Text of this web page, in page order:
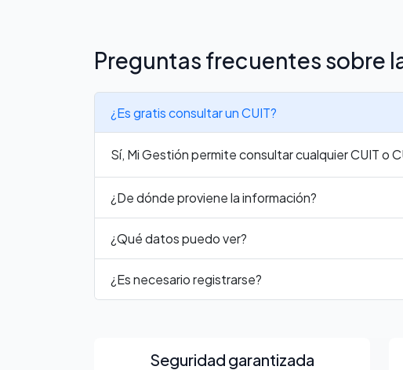
Preguntas frecuentes sobre
¿Es gratis consultar un CUIT?
Sí, Mi Gestión permite consultar cualquier CUIT o
¿De dónde proviene la información?
¿Qué datos puedo ver?
¿Es necesario registrarse?
Seguridad garantizada